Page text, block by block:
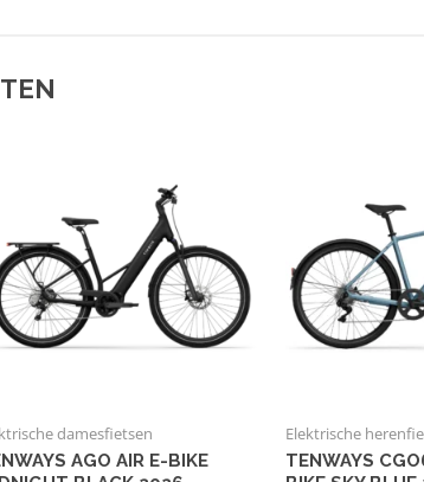
damesfietsen
AGO AIR E-BIKE
Elektrische
TENWAYS